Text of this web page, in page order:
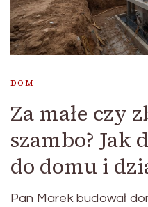
DOM
Za małe czy
szambo?
do domu i
Pan Marek budował